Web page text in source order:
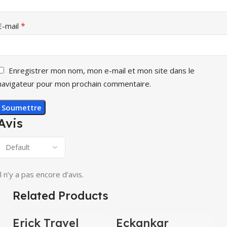
n’y a pas encore d’avis.
mail *
Enregistrer mon nom, mon e-mail et mon site dans le
pour mon prochain commentaire.
Related Products
Erick Travel
Eckankar